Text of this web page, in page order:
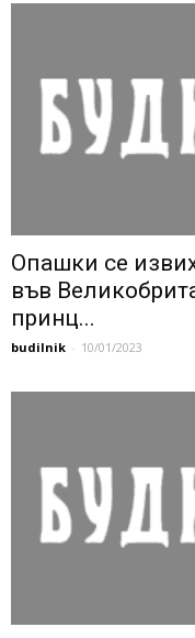
Опашки се
във
принц...
budilnik - 10/01/2023